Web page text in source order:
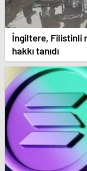
İngiltere, Filistinli
hakkı tanıdı